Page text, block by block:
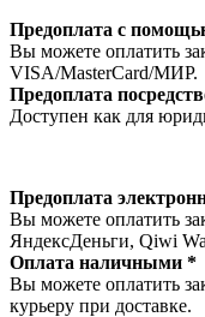
Предоплата с
Вы можете оплатить
VISA/MasterСard/МИР.
Предоплата
Доступен как для
Предоплата
Вы можете оплатить
ЯндексДеньги, Qiwi
Оплата наличными *
Вы можете оплатить
курьеру при доставке.